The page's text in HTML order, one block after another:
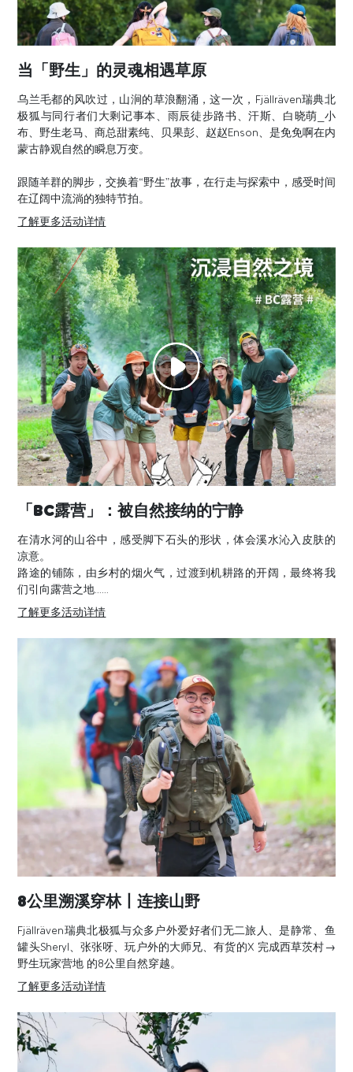
当「野生」的灵魂相遇草原
乌兰毛都的风吹过，山涧的草浪翻涌，这一次，Fjällräven瑞典北
极狐与同行者们大剩记事本、雨辰徒步路书、汗斯、白晓萌_小
布、野生老马、商总甜素纯、贝果彭、赵赵Enson、是免免啊在内
蒙古静观自然的瞬息万变。
跟随羊群的脚步，交换着“野生”故事，在行走与探索中，感受时间
在辽阔中流淌的独特节拍。
了解更多活动详情
「BC露营」：被自然接纳的宁静
在清水河的山谷中，感受脚下石头的形状，体会溪水沁入皮肤的
凉意。
路途的铺陈，由乡村的烟火气，过渡到机耕路的开阔，最终将我
们引向露营之地......
了解更多活动详情
8公里溯溪穿林丨连接山野
Fjällräven瑞典北极狐与众多户外爱好者们无二旅人、是静常、鱼
罐头Sheryl、张张呀、玩户外的大师兄、有货的X 完成西草茨村→
野生玩家营地 的8公里自然穿越。
了解更多活动详情